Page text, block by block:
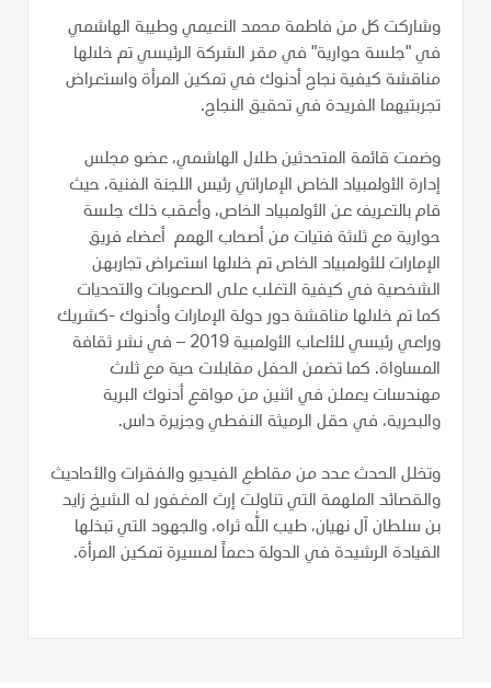
وشاركت كل من فاطمة محمد النعيمي وطيبة الهاشمي
في "جلسة حوارية" في مقر الشركة الرئيسي تم خلالها
مناقشة كيفية نجاح أدنوك في تمكين المرأة واستعراض
تجربتيهما الفريدة في تحقيق النجاح.
وضمت قائمة المتحدثين طلال الهاشمي، عضو مجلس
إدارة الأولمبياد الخاص الإماراتي رئيس اللجنة الفنية، حيث
قام بالتعريف عن الأولمبياد الخاص، وأعقب ذلك جلسة
حوارية مع ثلاثة فتيات من أصحاب الهمم أعضاء فريق
الإمارات للأولمبياد الخاص تم خلالها استعراض تجاربهن
الشخصية في كيفية التغلب على الصعوبات والتحديات
كما تم خلالها مناقشة دور دولة الإمارات وأدنوك -كشريك
وراعي رئيسي للألعاب الأولمبية 2019 – في نشر ثقافة
المساواة. كما تضمن الحفل مقابلات حية مع ثلاث
مهندسات يعملن في اثنين من مواقع أدنوك البرية
والبحرية، في حقل الرميثة النفطي وجزيرة داس.
وتخلل الحدث عدد من مقاطع الفيديو والفقرات والأحاديث
والقصائد الملهمة التي تناولت إرث المغفور له الشيخ زايد
بن سلطان آل نهيان، طيب الله ثراه، والجهود التي تبذلها
القيادة الرشيدة في الدولة دعماً لمسيرة تمكين المرأة.